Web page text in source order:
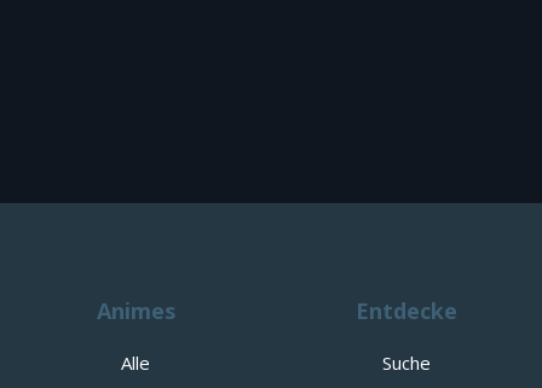
Animes
Alle
Entdecke
Suche